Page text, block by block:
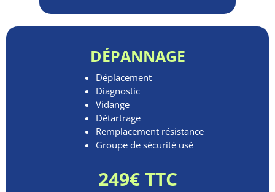
DÉPANNAGE
Déplacement
Diagnostic
Vidange
Détartrage
Remplacement résistance
Groupe de sécurité usé
249€ TTC